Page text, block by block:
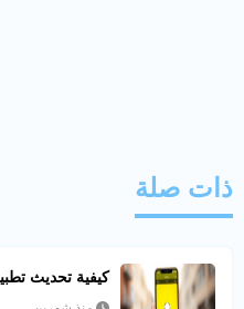
ذات صلة
كيفية تحديث